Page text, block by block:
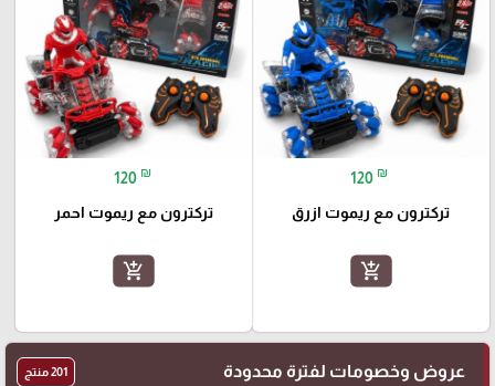
120 ₪
تركترون مع ريموت ازرق
add_shopping_cart
120 ₪
تركترون مع ريموت احمر
add_shopping_cart
عروض وخصومات لفترة محدودة 201 منتج